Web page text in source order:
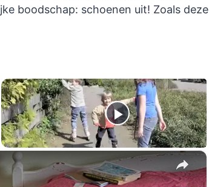
boodschap: schoenen uit! Zoals deze
×